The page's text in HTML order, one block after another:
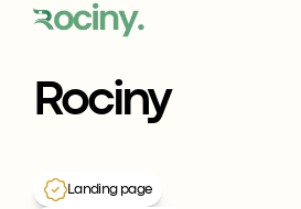
Rociny
réalisé une
Rociny
Landing page